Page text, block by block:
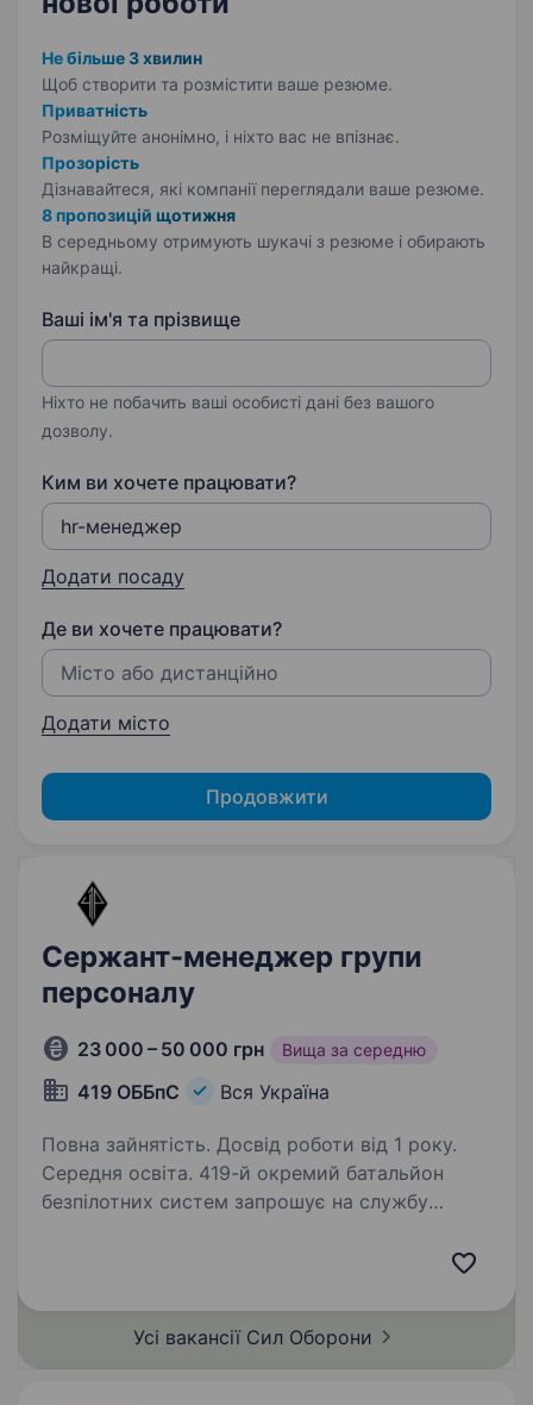
Не більше 3 хвилин
Щоб створити та розмістити ваше резюме.
Приватність
Розміщуйте анонімно, і ніхто вас не впізнає.
Прозорість
Дізнавайтеся, які компанії переглядали ваше резюме.
8 пропозицій щотижня
В середньому отримують шукачі з резюме і обирають
найкращі.
Ваші ім'я та прізвище
Ніхто не побачить ваші особисті дані без вашого
дозволу.
Ким ви хочете працювати?
Додати посаду
Де ви хочете працювати?
Додати місто
Продовжити
Сержант-менеджер групи
персоналу
23 000 – 50 000 грн Вища за середню
419 ОББпС Вся Україна
Повна зайнятість. Досвід роботи від 1 року.
Середня освіта. 419-й окремий батальйон
безпілотних систем запрошує на службу
документації та супровід штатно-посадових…
Усі вакансії Сил Оборони